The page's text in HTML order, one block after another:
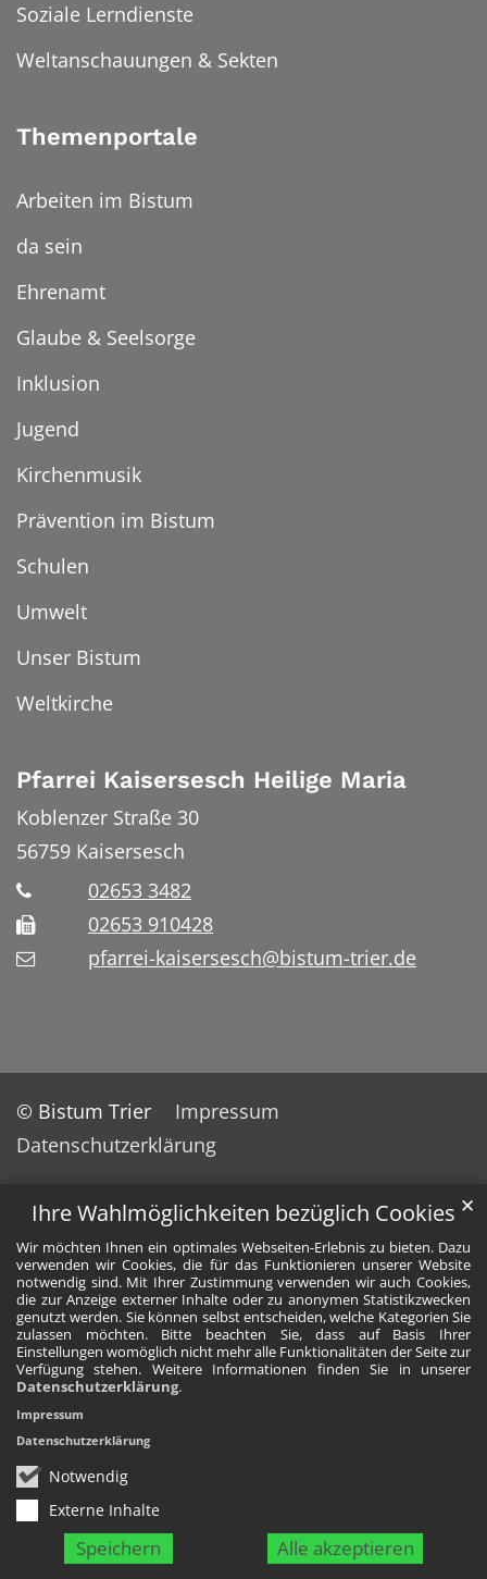
Ihre Wahlmöglichkeiten bezüglich Cookies
Wir möchten Ihnen ein optimales Webseiten-Erlebnis zu bieten. Dazu
verwenden wir Cookies, die für das Funktionieren unserer Website
notwendig sind. Mit Ihrer Zustimmung verwenden wir auch Cookies,
die zur Anzeige externer Inhalte oder zu anonymen Statistikzwecken
genutzt werden. Sie können selbst entscheiden, welche Kategorien Sie
zulassen möchten. Bitte beachten Sie, dass auf Basis Ihrer
Einstellungen womöglich nicht mehr alle Funktionalitäten der Seite zur
Verfügung stehen. Weitere Informationen finden Sie in unserer
Datenschutzerklärung.
Notwendig
Externe Inhalte
Speichern Alle akzeptieren
✕
Impressum
Datenschutzerklärung
Soziale Lerndienste
Weltanschauungen & Sekten
Themenportale
Arbeiten im Bistum
da sein
Ehrenamt
Glaube & Seelsorge
Inklusion
Jugend
Kirchenmusik
Prävention im Bistum
Schulen
Umwelt
Unser Bistum
Weltkirche
Pfarrei Kaisersesch Heilige Maria
Koblenzer Straße 30
56759 Kaisersesch
02653 3482
02653 910428
pfarrei-kaisersesch@bistum-trier.de
© Bistum Trier
Impressum
Datenschutzerklärung